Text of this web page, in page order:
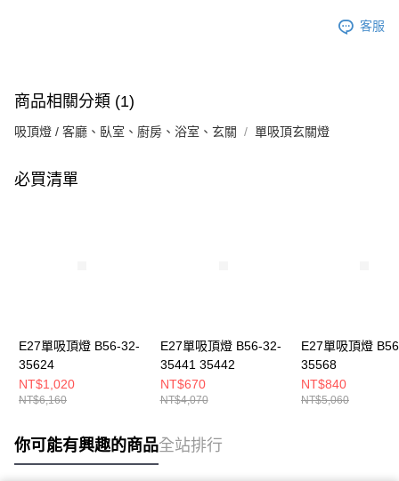
客服
商品相關分類 (1)
吸頂燈 / 客廳、臥室、廚房、浴室、玄關 單吸頂玄關燈
必買清單
E27單吸頂燈 B56-32-
35624
NT$1,020
NT$6,160
E27單吸頂燈 B56-32-
35441 35442
NT$670
NT$4,070
E27單吸頂燈
35568
NT$840
NT$5,060
你可能有興趣的商品全站排行